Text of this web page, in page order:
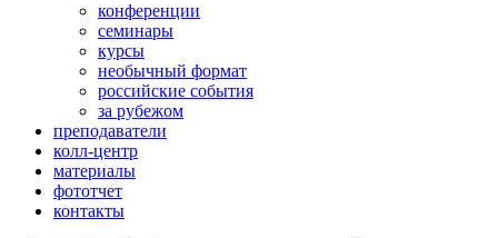
конференции
семинары
курсы
необычный формат
российские события
за рубежом
преподаватели
колл-центр
материалы
фототчет
контакты